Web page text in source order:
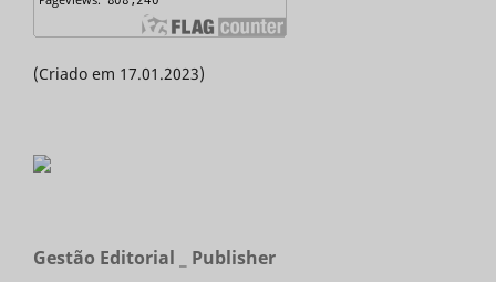
(Criado em 17.01.2023)
Gestão Editorial _ Publisher